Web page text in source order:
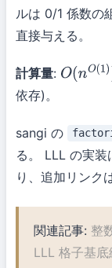
ルは 0/1 係数の
直接与える。
計算量: O(nO( 1))
依存)。
sangi の
る。 LLL の実装
り、追加リンク
関連記事:整
LLL 格子基底